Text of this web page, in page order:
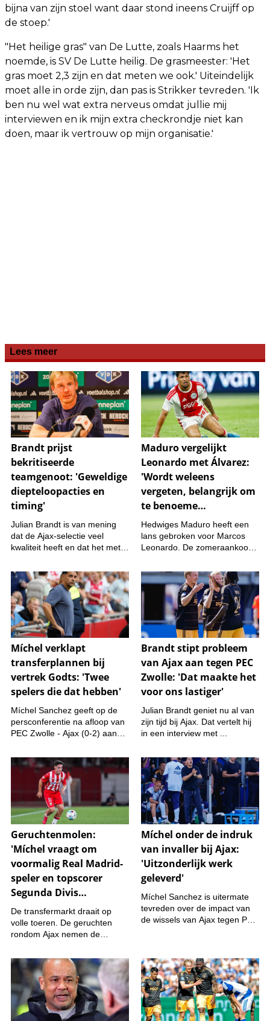
bijna van zijn stoel want daar stond ineens Cruijff op
de stoep.'
"Het heilige gras" van De Lutte, zoals Haarms het
noemde, is SV De Lutte heilig. De grasmeester: 'Het
gras moet 2,3 zijn en dat meten we ook.' Uiteindelijk
moet alle in orde zijn, dan pas is Strikker tevreden. 'Ik
ben nu wel wat extra nerveus omdat jullie mij
interviewen en ik mijn extra checkrondje niet kan
doen, maar ik vertrouw op mijn organisatie.'